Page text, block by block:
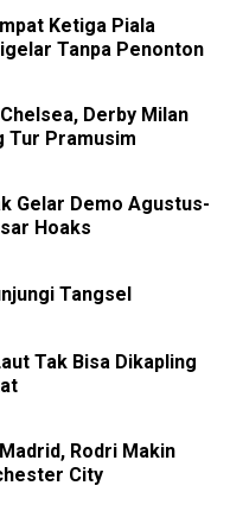
Ketiga Piala
Tanpa Penonton
Derby Milan
Tur Pramusim
Gelar Demo Agustus-
Hoaks
Tangsel
Tak Bisa Dikapling
Rodri Makin
City